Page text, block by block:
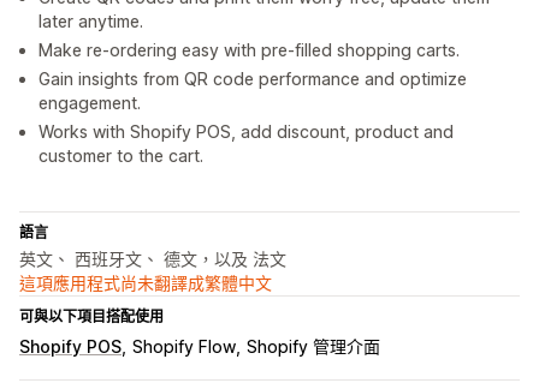
later anytime.
Make re-ordering easy with pre-filled shopping carts.
Gain insights from QR code performance and optimize
engagement.
Works with Shopify POS, add discount, product and
customer to the cart.
語言
英文、 西班牙文、 德文，以及 法文
這項應用程式尚未翻譯成繁體中文
可與以下項目搭配使用
Shopify POS Shopify Flow Shopify 管理介面